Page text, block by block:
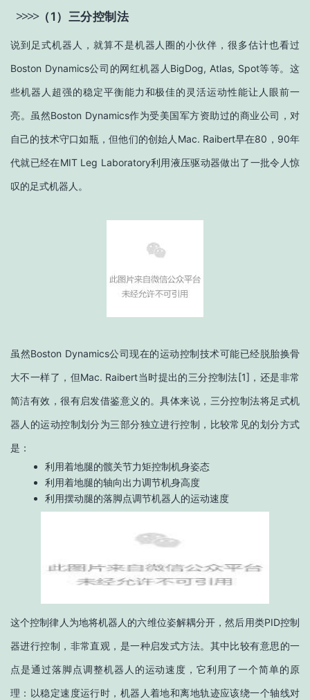
>>>>（1）三分控制法
说到足式机器人，就算不是机器人圈的小伙伴，很多估计也看过
Boston Dynamics公司的网红机器人BigDog, Atlas, Spot等等。这
些机器人超强的稳定平衡能力和极佳的灵活运动性能让人眼前一
亮。虽然Boston Dynamics作为受美国军方资助过的商业公司，对
自己的技术守口如瓶，但他们的创始人Mac. Raibert早在80，90年
代就已经在MIT Leg Laboratory利用液压驱动器做出了一批令人惊
叹的足式机器人。
虽然Boston Dynamics公司现在的运动控制技术可能已经脱胎换骨
大不一样了，但Mac. Raibert当时提出的三分控制法[1]，还是非常
简洁有效，很有启发借鉴意义的。具体来说，三分控制法将足式机
器人的运动控制划分为三部分独立进行控制，比较常见的划分方式
是：
利用着地腿的髋关节力矩控制机身姿态
利用着地腿的轴向出力调节机身高度
利用摆动腿的落脚点调节机器人的运动速度
这个控制律人为地将机器人的六维位姿解耦分开，然后用类PID控制
器进行控制，非常直观，是一种启发式方法。其中比较有意思的一
点是通过落脚点调整机器人的运动速度，它利用了一个简单的原
理：以稳定速度运行时，机器人着地和离地轨迹应该绕一个轴线对